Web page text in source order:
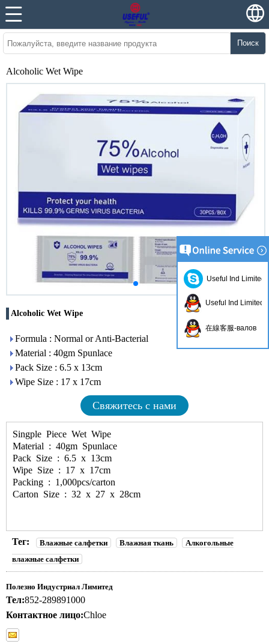
Поиск
Alcoholic Wet Wipe
Alcoholic Wet Wipe
Formula : Normal or Anti-Bacterial
Material : 40gm Spunlace
Pack Size : 6.5 x 13cm
Wipe Size : 17 x 17cm
Свяжитесь с нами
Singple Piece Wet Wipe
Material : 40gm Spunlace
Pack Size : 6.5 x 13cm
Wipe Size : 17 x 17cm
Packing : 1,000pcs/carton
Carton Size : 32 x 27 x 28cm
Тег: Влажные салфетки Влажная ткань
Алкогольные
влажные салфетки
Полезно Индустриал Лимитед
Тел:852-289891000
Контактное лицо:Chloe
Useful Ind Limited
Useful Ind Limited
在線客服-валов